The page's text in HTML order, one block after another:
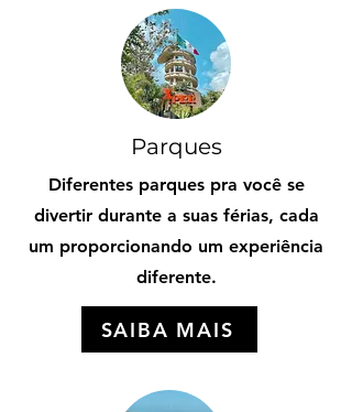
Parques
Diferentes parques pra você se
divertir durante a suas férias, cada
um proporcionando um experiência
diferente.
SAIBA MAIS